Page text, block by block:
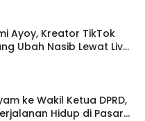
Ayoy, Kreator TikTok
Ubah Nasib Lewat Live
ke Wakil Ketua DPRD,
Hidup di Pasar